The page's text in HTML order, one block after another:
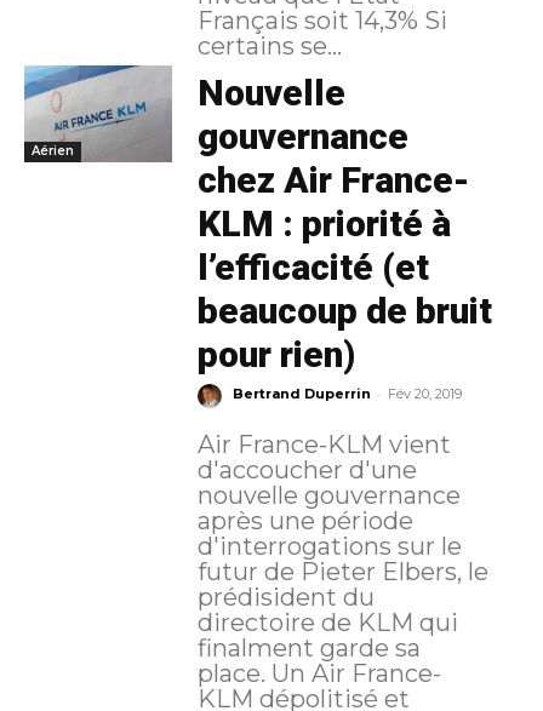
Français soit 14,3% Si
certains se...
Aérien
Nouvelle
gouvernance
chez Air France-
KLM : priorité à
l’efficacité (et
beaucoup de bruit
pour rien)
Bertrand Duperrin - Fév 20, 2019
Air France-KLM vient
d'accoucher d'une
nouvelle gouvernance
après une période
d'interrogations sur le
futur de Pieter Elbers, le
prédisident du
directoire de KLM qui
finalment garde sa
place. Un Air France-
KLM dépolitisé et